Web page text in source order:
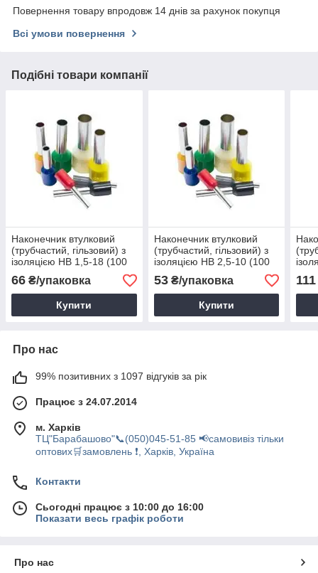
Повернення товару впродовж 14 днів за рахунок покупця
Всі умови повернення
Подібні товари компанії
Наконечник втулковий
(трубчастий, гільзовий) з
ізоляцією НВ 1,5-18 (100
шт.)
66 ₴/упаковка
Купити
Наконечник втулковий
(трубчастий, гільзовий) з
ізоляцією НВ 2,5-10 (100
шт.)
53₴/упаковка
Купити
шт.)
111
Про нас
99% позитивних з 1097 відгуків за рік
Працює з 24.07.2014
м. Харків
ТЦ"Барабашово"📞(050)045-51-85 📢самовивіз тільки
оптових🛒замовлень ❗, Харків, Україна
Контакти
Сьогодні працює з 10:00 до 16:00
Показати весь графік роботи
Про нас